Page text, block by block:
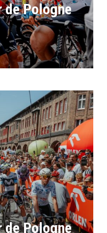
de Pologne
de Pologne